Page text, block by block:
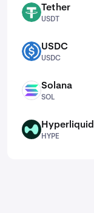
USDT Tether
USDT
USDC USDC
USDC
SOL Solana
SOL
HYPE Hyperliquid
HYPE